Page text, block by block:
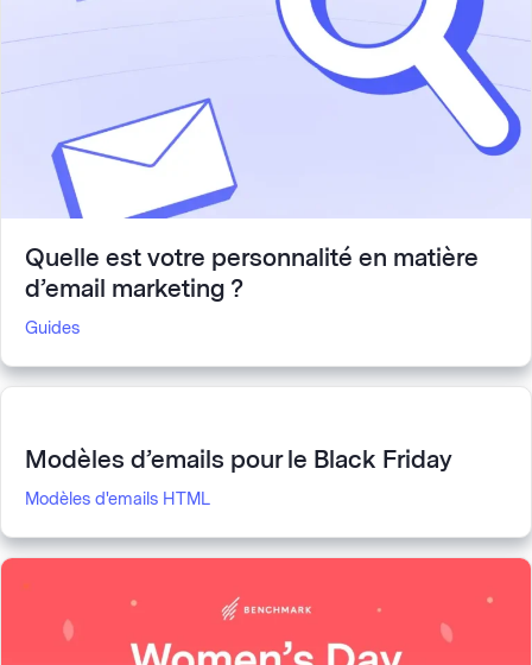
Quelle est votre personnalité en matière
d’email marketing ?
Guides
Modèles d’emails pour le Black Friday
Modèles d'emails HTML